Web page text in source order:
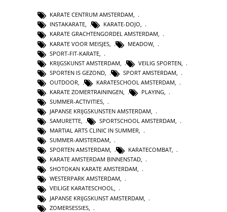
KARATE CENTRUM AMSTERDAM,
INSTAKARATE, KARATE-DOJO,
KARATE GRACHTENGORDEL AMSTERDAM,
KARATE VOOR MEISJES
MEADOW
SPORT-FIT-KARATE
KRIJGSKUNST AMSTERDAM
VEILIG SPORTEN
SPORTEN IS GEZOND
SPORT AMSTERDAM
OUTDOOR
KARATESCHOOL AMSTERDAM
KARATE ZOMERTRAININGEN
PLAYING
SUMMER-ACTIVITIES
JAPANSE KRIJGSKUNSTEN AMSTERDAM
SAMURETTE, SPORTSCHOOL AMSTERDAM,
MARTIAL ARTS CLINIC IN SUMMER,
SUMMER-AMSTERDAM,
SPORTEN AMSTERDAM, KARATECOMBAT,
KARATE AMSTERDAM BINNENSTAD,
SHOTOKAN KARATE AMSTERDAM,
WESTERPARK AMSTERDAM,
VEILIGE KARATESCHOOL,
JAPANSE KRIJGSKUNST AMSTERDAM
ZOMERSESSIES